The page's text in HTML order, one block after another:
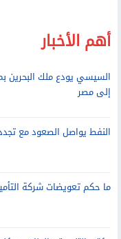
أهم الأخبار
السيسي يودع ملك البحرين
إلى مصر
النفط يواصل الصعود مع
ما حكم تعويضات شركة